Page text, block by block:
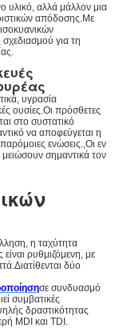
υλικό, αλλά μάλλον μια
απόδοσης.Με
για τη
υγρασία
ουσίες.Οι πρόσθετες
στο συστατικό
να αποφεύγεται η
ενώσεις.,Οι εν
σημαντικά τον
η ταχύτητα
ρυθμιζόμενη, με
δύο
σε συνδυασμό
συμβατικές
δραστικότητας
MDI και TDI.